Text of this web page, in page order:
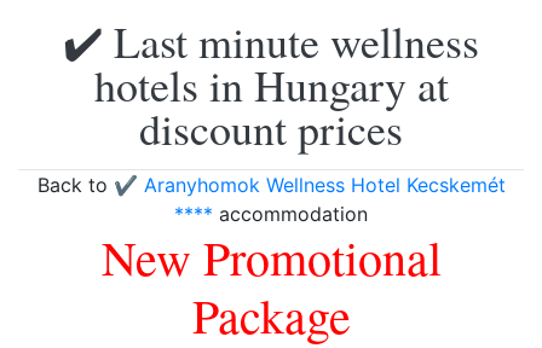
✔️ Last minute wellness
hotels in Hungary at
discount prices
Back to ✔️ Aranyhomok Wellness Hotel Kecskemét
**** accommodation
New Promotional
Package